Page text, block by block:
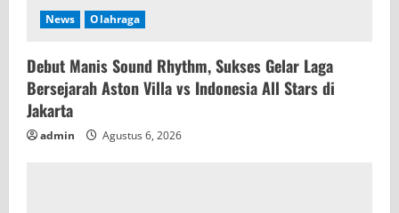
News Olahraga
Debut Manis Sound Rhythm, Sukses Gelar Laga
Bersejarah Aston Villa vs Indonesia All Stars di
Jakarta
admin Agustus 6, 2026